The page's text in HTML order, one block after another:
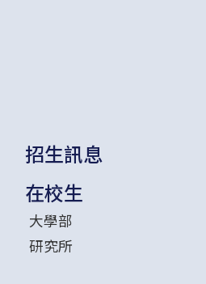
招生訊息
在校生
大學部
研究所